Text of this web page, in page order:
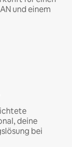
und einem
deine
bei